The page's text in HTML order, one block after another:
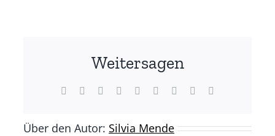
Weitersagen
Facebook Reddit LinkedInWhatsApp
TumblrPinterest
Über den Autor: Silvia Mende